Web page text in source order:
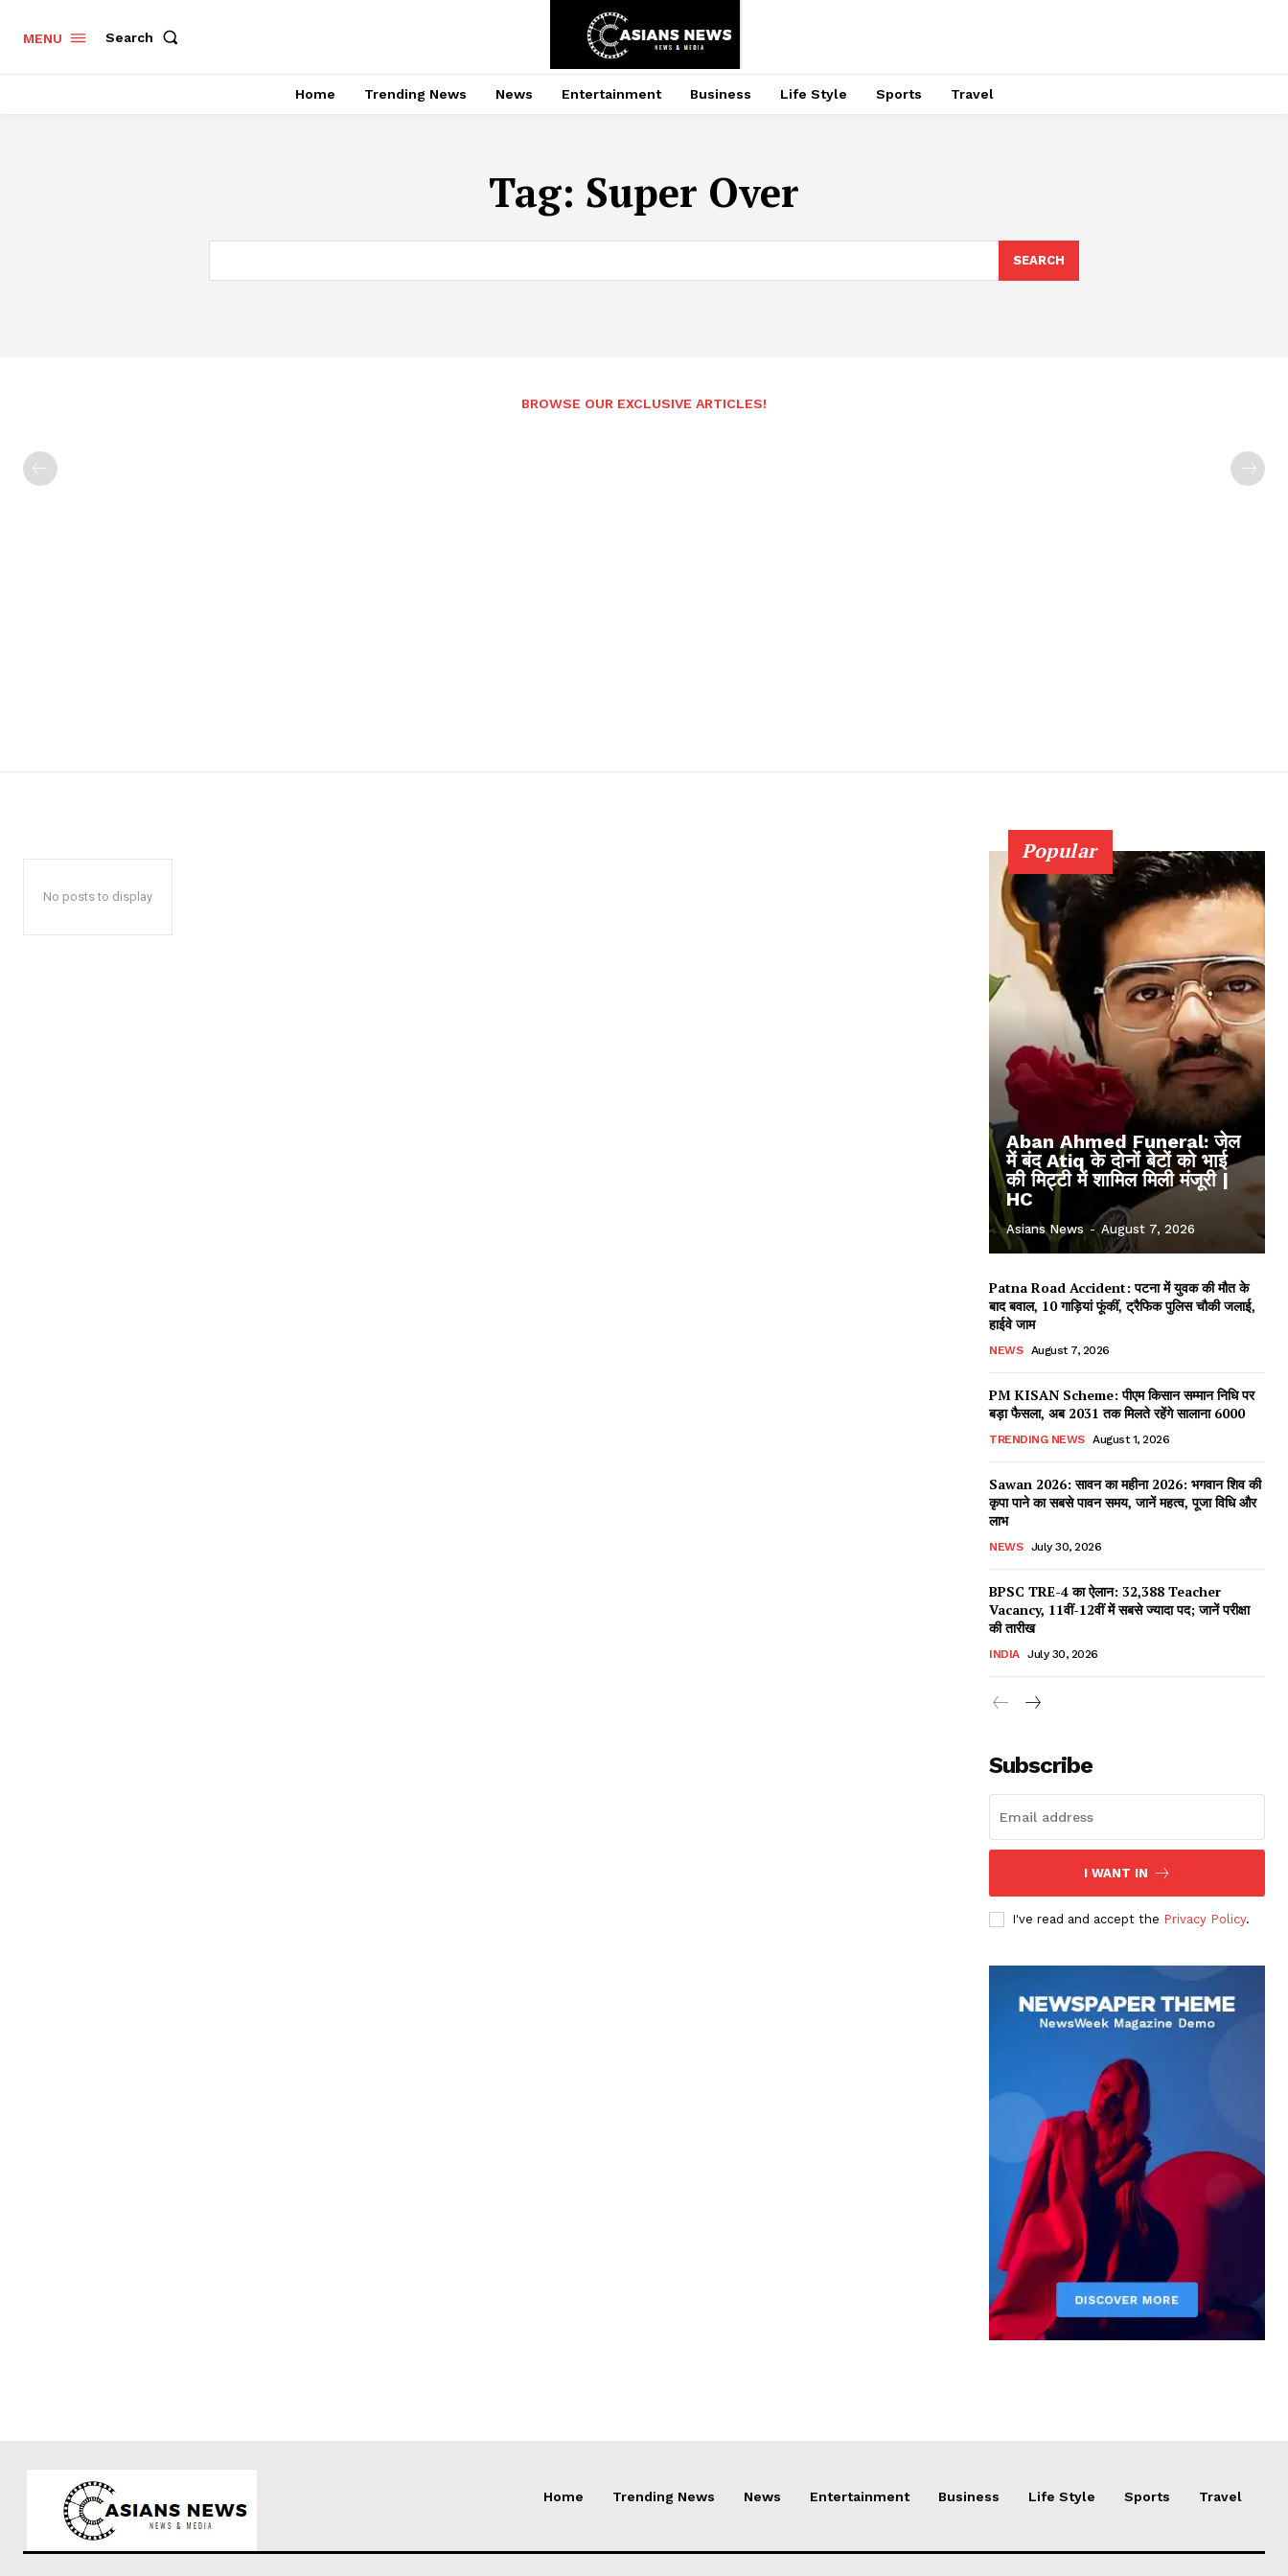
MENU Search
Home Trending News News Entertainment Business Life Style Sports Travel
Tag: Super Over
SEARCH
BROWSE OUR EXCLUSIVE ARTICLES!
No posts to display
Popular
Aban Ahmed Funeral: जेल
में बंद Atiq के दोनों बेटों को भाई
की मिट्टी में शामिल मिली मंजूरी |
HC
Asians News - August 7, 2026
Patna Road Accident: पटना में युवक की मौत के
बाद बवाल, 10 गाड़ियां फूंकीं, ट्रैफिक पुलिस चौकी जलाई,
हाईवे जाम
NEWS August 7, 2026
PM KISAN Scheme: पीएम किसान सम्मान निधि पर
बड़ा फैसला, अब 2031 तक मिलते रहेंगे सालाना ₹6000
TRENDING NEWS August 1, 2026
Sawan 2026: सावन का महीना 2026: भगवान शिव की
कृपा पाने का सबसे पावन समय, जानें महत्व, पूजा विधि और
लाभ
NEWS July 30, 2026
BPSC TRE-4 का ऐलान: 32,388 Teacher
Vacancy, 11वीं-12वीं में सबसे ज्यादा पद; जानें परीक्षा
की तारीख
INDIA July 30, 2026
Subscribe
I WANT IN
I've read and accept the Privacy Policy.
Home Trending News News Entertainment Business Life Style Sports Travel